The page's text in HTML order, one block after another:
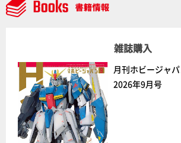
雑誌購入
月刊ホビージャ
2026年9月号